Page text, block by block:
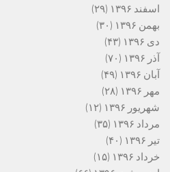
اسفند ۱۳۹۶
(۲۹)
بهمن ۱۳۹۶
(۳۰)
دی ۱۳۹۶
(۴۳)
آذر ۱۳۹۶
(۷۰)
آبان ۱۳۹۶
(۴۹)
مهر ۱۳۹۶
(۲۸)
شهریور ۱۳۹۶
(۱۲)
مرداد ۱۳۹۶
(۳۵)
تیر ۱۳۹۶
(۴۰)
خرداد ۱۳۹۶
(۱۵)